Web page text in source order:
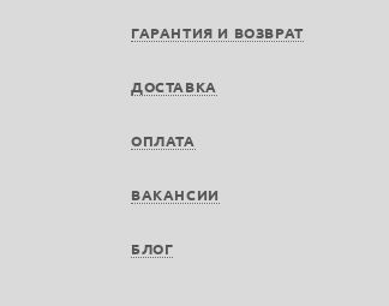
ГАРАНТИЯ И ВОЗВРАТ
ДОСТАВКА
ОПЛАТА
ВАКАНСИИ
БЛОГ